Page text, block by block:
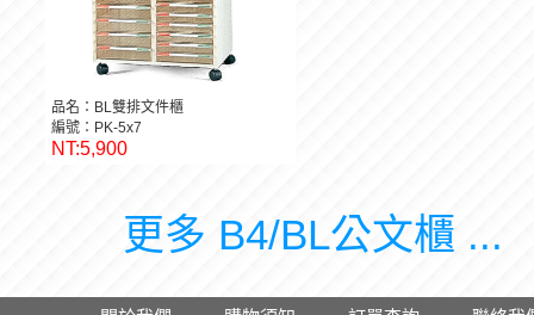
品名：BL雙排文件櫃
編號：PK-5x7
NT:5,900
更多 B4/BL公文櫃 ...